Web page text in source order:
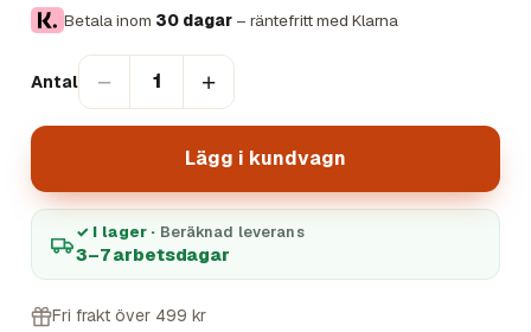
Betala inom 30 dagar – räntefritt med Klarna
Antal − 1 +
Lägg i kundvagn
✓ I lager · Beräknad leverans
3–7 arbetsdagar
Fri frakt över 499 kr